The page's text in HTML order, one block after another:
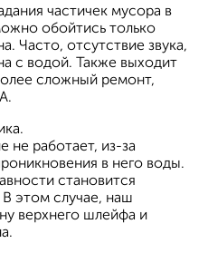
частичек мусора в
обойтись только
Часто, отсутствие звука,
с водой. Также выходит
сложный ремонт,
не работает, из-за
в него воды.
становится
этом случае, наш
верхнего шлейфа и